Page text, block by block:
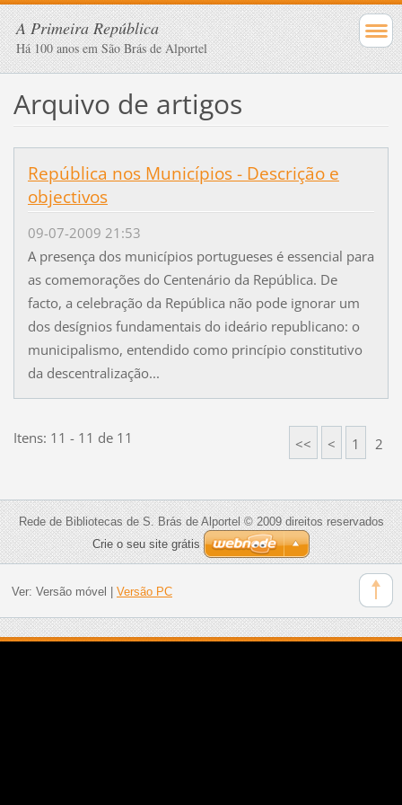
A Primeira República
Há 100 anos em São Brás de Alportel
Arquivo de artigos
República nos Municípios - Descrição e
objectivos
09-07-2009 21:53
A presença dos municípios portugueses é essencial para
as comemorações do Centenário da República. De
facto, a celebração da República não pode ignorar um
dos desígnios fundamentais do ideário republicano: o
municipalismo, entendido como princípio constitutivo
da descentralização...
Itens: 11 - 11 de 11 << < 1 2
Rede de Bibliotecas de S. Brás de Alportel © 2009 direitos reservados
Crie o seu site grátis
Ver: Versão móvel | Versão PC